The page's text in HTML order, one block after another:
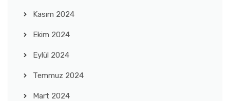
Kasım 2024
Ekim 2024
Eylül 2024
Temmuz 2024
Mart 2024